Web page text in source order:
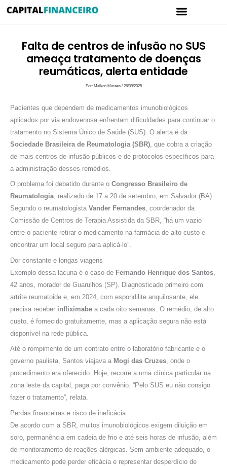
conteúdo
Menu
Falta de centros de infusão no SUS
ameaça tratamento de doenças
reumáticas, alerta entidade
Por: Maikon Moraes / 26/09/2025
Pacientes que dependem de medicamentos imunobiológicos
aplicados por via endovenosa enfrentam dificuldades para continuar o
tratamento no Sistema Único de Saúde (SUS). O alerta é da
Sociedade Brasileira de Reumatologia (SBR) , que cobra a criação
de mais centros de infusão públicos e de protocolos específicos para
a administração desses remédios.
O problema foi debatido durante o Congresso Brasileiro de
Reumatologia, realizado de 17 a 20 de setembro, em Salvador (BA).
Segundo o reumatologista Vander Fernandes, coordenador da
Comissão de Centros de Terapia Assistida da SBR, “há um vazio
entre o paciente retirar o medicamento na farmácia de alto custo e
encontrar um local seguro para aplicá-lo”.
Dor constante e longas viagens
Exemplo dessa lacuna é o caso de Fernando Henrique dos Santos
42 anos, morador de Guarulhos (SP). Diagnosticado primeiro com
artrite reumatoide e, em 2024, com espondilite anquilosante, ele
precisa receber infliximabe a cada oito semanas. O remédio, de alto
custo, é fornecido gratuitamente, mas a aplicação segura não está
disponível na rede pública.
Até o rompimento de um contrato entre o laboratório fabricante e o
governo paulista, Santos viajava a Mogi das Cruzes, onde o
procedimento era oferecido. Hoje, recorre a uma clínica particular na
zona leste da capital, paga por convênio. “Pelo SUS eu não consigo
fazer o tratamento”, relata.
Perdas financeiras e risco de ineficácia
De acordo com a SBR, muitos imunobiológicos exigem diluição em
soro, permanência em cadeia de frio e até seis horas de infusão, além
de monitoramento de reações alérgicas. Sem ambiente adequado, o
medicamento pode perder eficácia e representar desperdício de